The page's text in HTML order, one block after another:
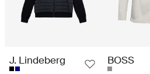
J. Lindeberg BOSS